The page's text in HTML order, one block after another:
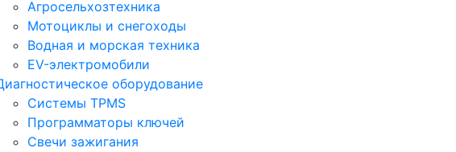
Агросельхозтехника
Мотоциклы и снегоходы
Водная и морская техника
EV-электромобили
оборудование
Системы TPMS
Программаторы ключей
Свечи зажигания